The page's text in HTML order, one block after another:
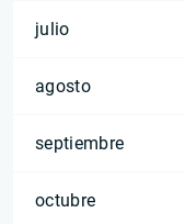
julio
agosto
septiembre
octubre